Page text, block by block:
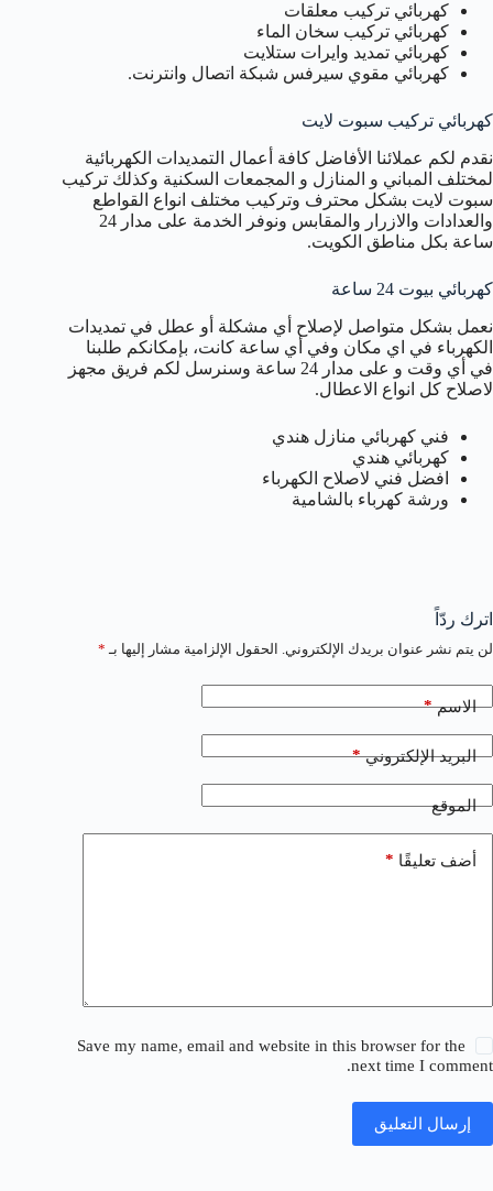
كهربائي تركيب معلقات
كهربائي تركيب سخان الماء
كهربائي تمديد وايرات ستلايت
كهربائي مقوي سيرفس شبكة اتصال وانترنت.
كهربائي تركيب سبوت لايت
نقدم لكم عملائنا الأفاضل كافة أعمال التمديدات الكهربائية
لمختلف المباني و المنازل و المجمعات السكنية وكذلك تركيب
سبوت لايت بشكل محترف وتركيب مختلف انواع القواطع
والعدادات والازرار والمقابس ونوفر الخدمة على مدار 24
ساعة بكل مناطق الكويت.
كهربائي بيوت 24 ساعة
نعمل بشكل متواصل لإصلاح أي مشكلة أو عطل في تمديدات
الكهرباء في اي مكان وفي أي ساعة كانت، بإمكانكم طلبنا
في أي وقت و على مدار 24 ساعة وسنرسل لكم فريق مجهز
لاصلاح كل انواع الاعطال.
فني كهربائي منازل هندي
كهربائي هندي
افضل فني لاصلاح الكهرباء
ورشة كهرباء بالشامية
اترك ردّاً
لن يتم نشر عنوان بريدك الإلكتروني. الحقول الإلزامية مشار إليها بـ *
الاسم*
البريد الإلكتروني*
الموقع
أضف تعليقًا *
Save my name, email and website in this browser for the
next time I comment.
إرسال التعليق